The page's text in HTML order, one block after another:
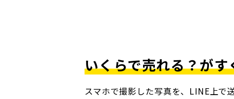
いくらで売れる？が
スマホで撮影した写真を、LINE上で